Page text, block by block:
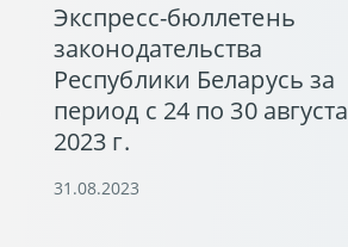
Экспресс-бюллетень
законодательства
Республики Беларусь за
период с 24 по 30 августа
2023 г.
31.08.2023